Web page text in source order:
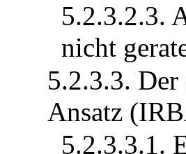
5.2.3.2.3.
nicht
5.2.3.3. Der
Ansatz
5.2.3.3.1.